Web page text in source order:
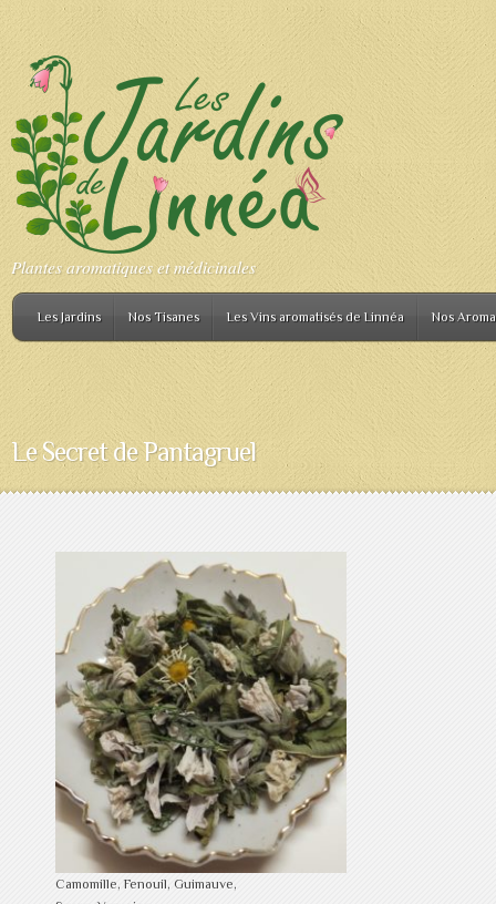
Plantes aromatiques et médicinales
Les Jardins Nos Tisanes Les Vins aromatisés de Linnéa Nos
Le Secret de Pantagruel
Camomille, Fenouil, Guimauve,